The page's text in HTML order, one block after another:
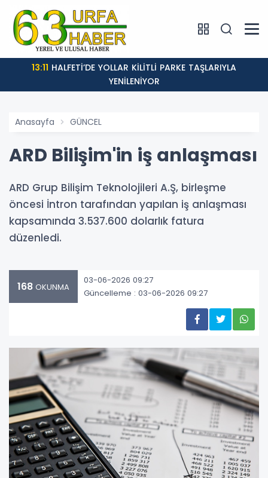
13:11
YENİLENİYOR
Anasayfa GÜNCEL
ARD Bilişim'in iş anlaşması
ARD Grup Bilişim Teknolojileri A.Ş, birleşme
öncesi İntron tarafından yapılan iş anlaşması
kapsamında 3.537.600 dolarlık fatura
düzenledi.
168 OKUNMA
03-06-2026 09:27
Güncelleme : 03-06-2026 09:27